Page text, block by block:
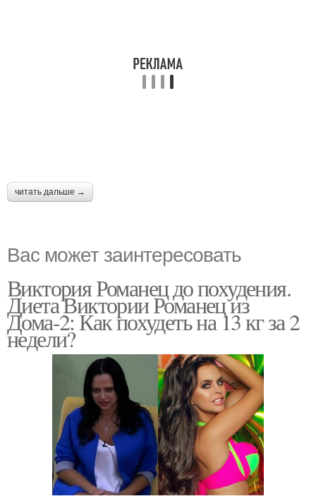
читать дальше →
Вас может заинтересовать
Виктория Романец до похудения.
Диета Виктории Романец из
Дома-2: Как похудеть на 13 кг за 2
недели?